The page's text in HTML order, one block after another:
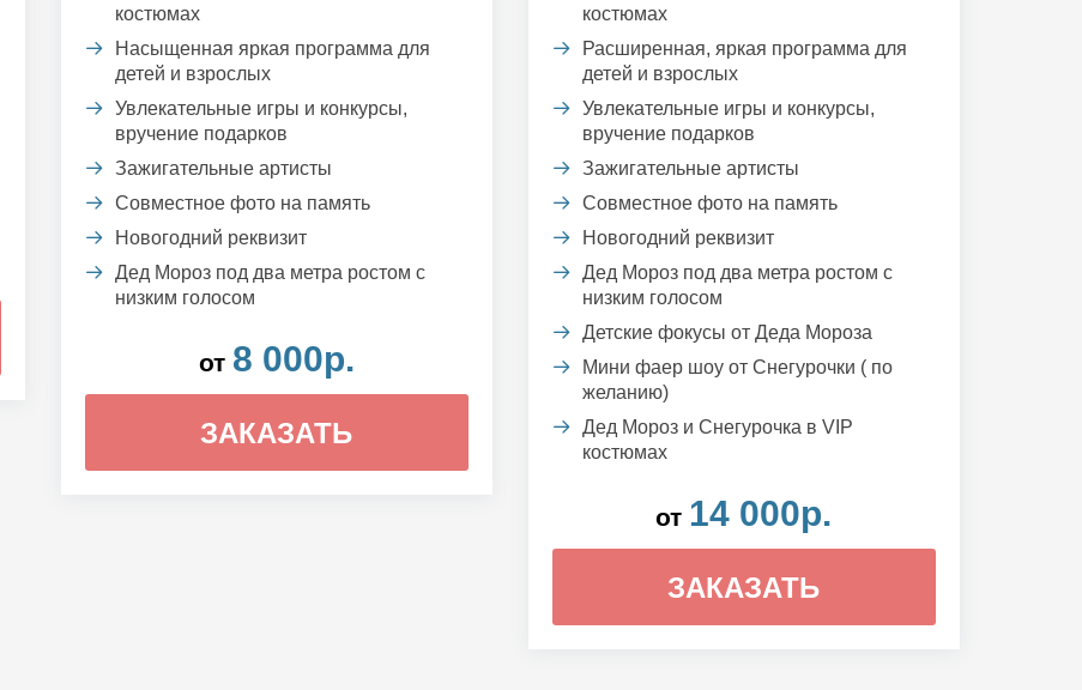
костюмах
Насыщенная яркая программа для
детей и взрослых
Увлекательные игры и конкурсы,
вручение подарков
Зажигательные артисты
Совместное фото на память
Новогодний реквизит
Дед Мороз под два метра ростом с
низким голосом
от 8 000р.
ЗАКАЗАТЬ
костюмах
Расширенная, яркая программа для
детей и взрослых
Увлекательные игры и конкурсы,
вручение подарков
Зажигательные артисты
Совместное фото на память
Новогодний реквизит
Дед Мороз под два метра ростом с
низким голосом
Детские фокусы от Деда Мороза
Мини фаер шоу от Снегурочки ( по
желанию)
Дед Мороз и Снегурочка в VIP
костюмах
от 14 000р.
ЗАКАЗАТЬ